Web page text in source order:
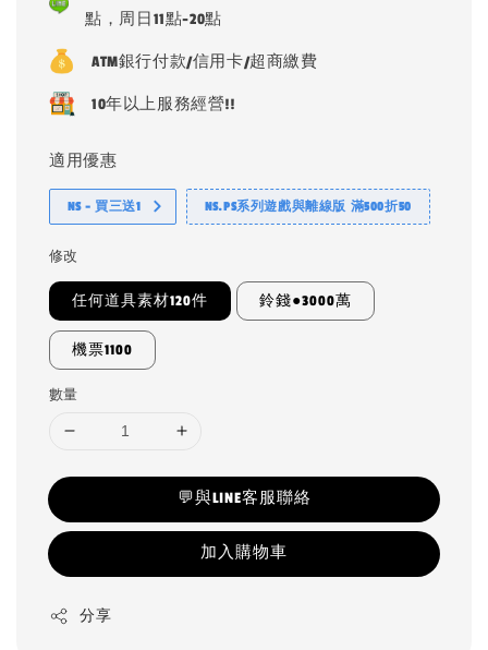
點，周日11點-20點
ATM銀行付款/信用卡/超商繳費
10年以上服務經營!!
適用優惠
NS - 買三送1 NS.PS系列遊戲與離線版 滿500折50
修改
任何道具素材120件 鈴錢●3000萬
機票1100
數量
💬與LINE客服聯絡
加入購物車
分享